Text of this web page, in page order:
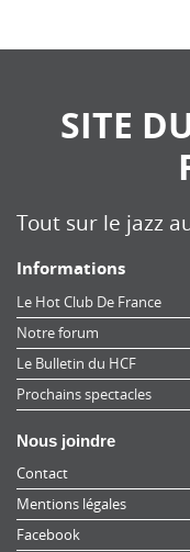
SITE
Tout sur le jazz
Informations
Le Hot Club De France
Notre forum
Le Bulletin du HCF
Prochains spectacles
Nous joindre
Contact
Mentions légales
Facebook